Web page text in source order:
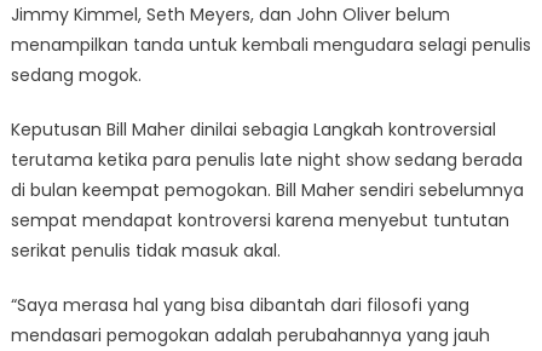
Jimmy Kimmel, Seth Meyers, dan John Oliver belum
menampilkan tanda untuk kembali mengudara selagi penulis
sedang mogok.
Keputusan Bill Maher dinilai sebagia Langkah kontroversial
terutama ketika para penulis late night show sedang berada
di bulan keempat pemogokan. Bill Maher sendiri sebelumnya
sempat mendapat kontroversi karena menyebut tuntutan
serikat penulis tidak masuk akal.
“Saya merasa hal yang bisa dibantah dari filosofi yang
mendasari pemogokan adalah perubahannya yang jauh